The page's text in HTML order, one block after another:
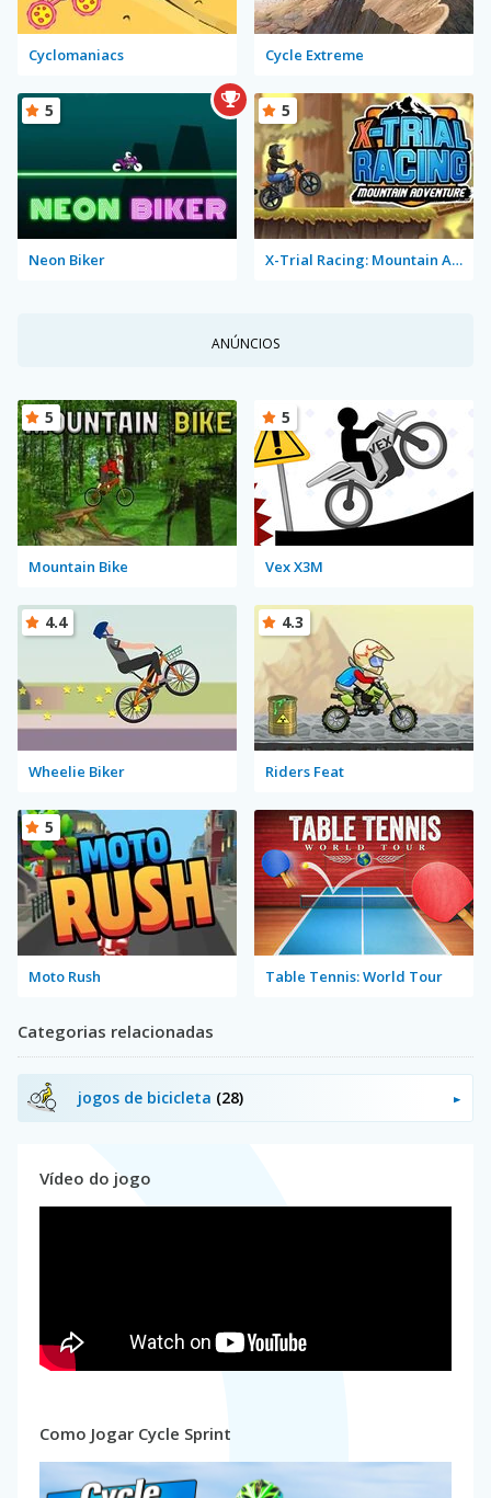
Cyclomaniacs Cycle Extreme
Neon Biker
5
X-Trial Racing: Mountain Adventure
5
ANÚNCIOS
Mountain Bike
5
Vex X3M
5
Wheelie Biker
4.4
Riders Feat
4.3
Moto Rush
5
Table Tennis: World Tour
Categorias relacionadas
jogos de bicicleta (28)
Vídeo do jogo
Como Jogar Cycle Sprint